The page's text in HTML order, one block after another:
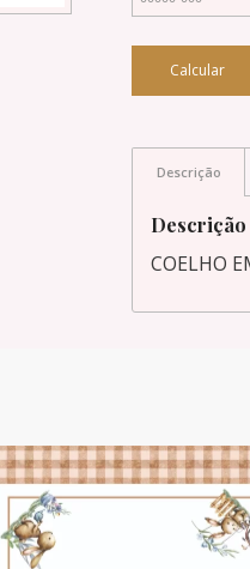
Descrição
Descrição
COELHO